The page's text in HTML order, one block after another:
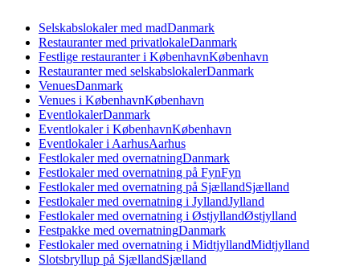
Selskabslokaler med madDanmark
Restauranter med privatlokaleDanmark
Festlige restauranter i KøbenhavnKøbenhavn
Restauranter med selskabslokalerDanmark
VenuesDanmark
Venues i KøbenhavnKøbenhavn
EventlokalerDanmark
Eventlokaler i KøbenhavnKøbenhavn
Eventlokaler i AarhusAarhus
Festlokaler med overnatningDanmark
Festlokaler med overnatning på FynFyn
Festlokaler med overnatning på SjællandSjælland
Festlokaler med overnatning i JyllandJylland
Festlokaler med overnatning i ØstjyllandØstjylland
Festpakke med overnatningDanmark
Festlokaler med overnatning i MidtjyllandMidtjylland
Slotsbryllup på SjællandSjælland